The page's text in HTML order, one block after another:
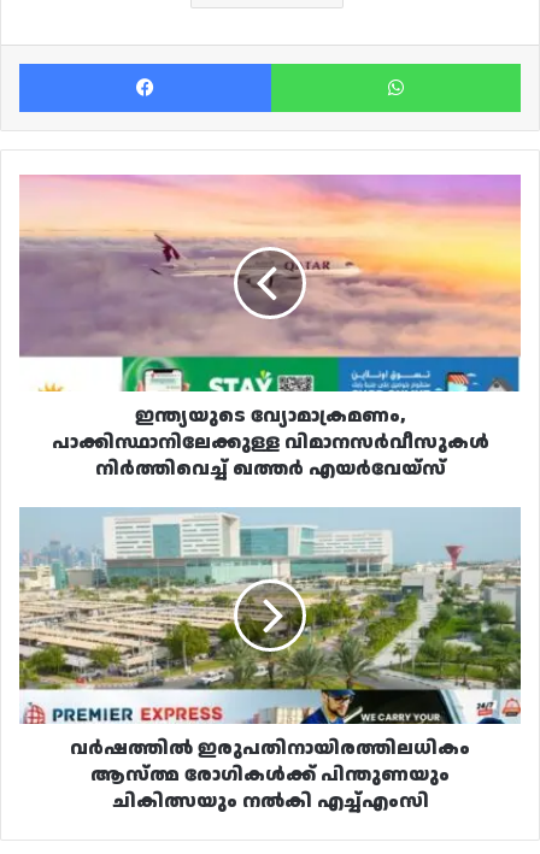
Facebook
ഇന്ത്യയുടെ
പാക്കിസ്ഥാനിലേക്കുള്ള
വിമാനസർവീസുകൾ
എയർവേയ്‌സ്
ഇന്ത്യയുടെ വ്യോമാക്രമണം,
പാക്കിസ്ഥാനിലേക്കുള്ള വിമാനസർവീസുകൾ
നിർത്തിവെച്ച് ഖത്തർ എയർവേയ്‌സ്
വർഷത്തിൽ
ഇരുപതിനായിരത്തിലധികം
ആസ്‌ത്മ
രോഗികൾക്ക്
പിന്തുണയും
ചികിത്സയും
നൽകി
എച്ച്എംസി
വർഷത്തിൽ ഇരുപതിനായിരത്തിലധികം
ആസ്‌ത്മ രോഗികൾക്ക് പിന്തുണയും
ചികിത്സയും നൽകി എച്ച്എംസി